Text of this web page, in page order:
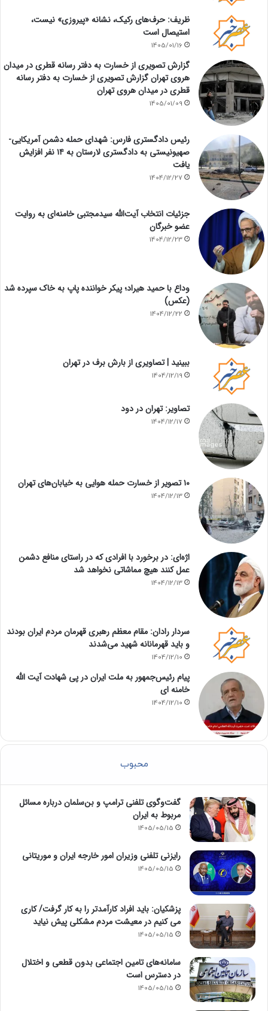
ظریف: حرف‌های رکیک، نشانه «پیروزی» نیست،
استیصال است
1405/01/16
گزارش تصویری از خسارت به دفتر رسانه قطری در میدان
هروی تهران گزارش تصویری از خسارت به دفتر رسانه
قطری در میدان هروی تهران
1405/01/09
رئیس دادگستری فارس: شهدای حمله دشمن آمریکایی-
صهیونیستی به دادگستری لارستان به ۱۴ نفر افزایش
یافت
1404/12/27
جزئیات انتخاب آیت‌الله سیدمجتبی خامنه‌ای به روایت
عضو خبرگان
1404/12/23
وداع با حمید هیراد؛ پیکر خواننده پاپ به خاک سپرده شد
(عکس)
1404/12/22
ببینید | تصاویری از بارش برف در تهران
1404/12/19
تصاویر: تهران در دود
1404/12/17
۱۰ تصویر از خسارت حمله هوایی به خیابان‌های تهران
1404/12/13
اژه‌ای: در برخورد با افرادی که در راستای منافع دشمن
عمل کنند هیچ مماشاتی نخواهد شد
1404/12/13
سردار رادان: مقام معظم رهبری قهرمان مردم ایران بودند
و باید قهرمانانه شهید می‌شدند
1404/12/10
پیام رئیس‌جمهور به ملت ایران در پی شهادت آیت الله
خامنه ای
1404/12/10
محبوب
گفت‌وگوی تلفنی ترامپ و بن‌سلمان درباره مسائل
مربوط به ایران
1405/05/15
رایزنی تلفنی وزیران امور خارجه ایران و موریتانی
1405/05/15
پزشکیان: باید افراد کارآمدتر را به کار گرفت/ کاری
می کنیم در معیشت مردم مشکلی پیش نیاید
1405/05/15
سامانه‌های تامین اجتماعی بدون قطعی و اختلال
در دسترس است
1405/05/15